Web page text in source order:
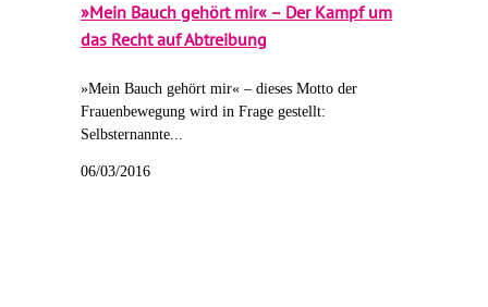
»Mein Bauch gehört mir« – Der Kampf um
das Recht auf Abtreibung
»Mein Bauch gehört mir« – dieses Motto der
Frauenbewegung wird in Frage gestellt:
Selbsternannte...
06/03/2016